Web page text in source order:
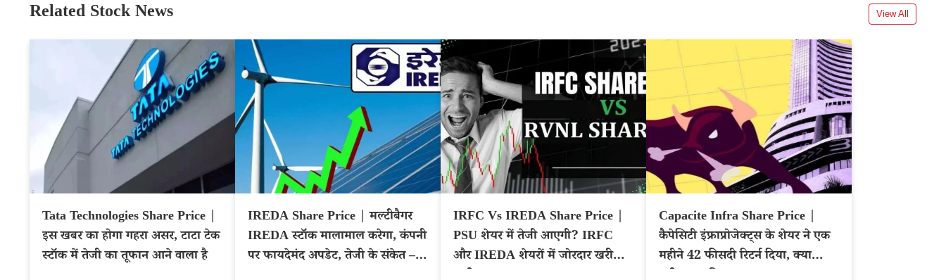
Related Stock News View All
Tata Technologies Share Price |
इस खबर का होगा गहरा असर, टाटा टेक
स्टॉक में तेजी का तूफान आने वाला है
IREDA Share Price | मल्टीबैगर
IREDA स्टॉक मालामाल करेगा, कंपनी
पर फायदेमंद अपडेट, तेजी के संकेत –
IRFC Vs IREDA Share Price |
PSU शेयर में तेजी आएगी? IRFC
और IREDA शेयरों में जोरदार खरीदारी
Capacite Infra Share Price |
कैपेसिटी इंफ्राप्रोजेक्ट्स के शेयर ने एक
महीने 42 फीसदी रिटर्न दिया, क्या